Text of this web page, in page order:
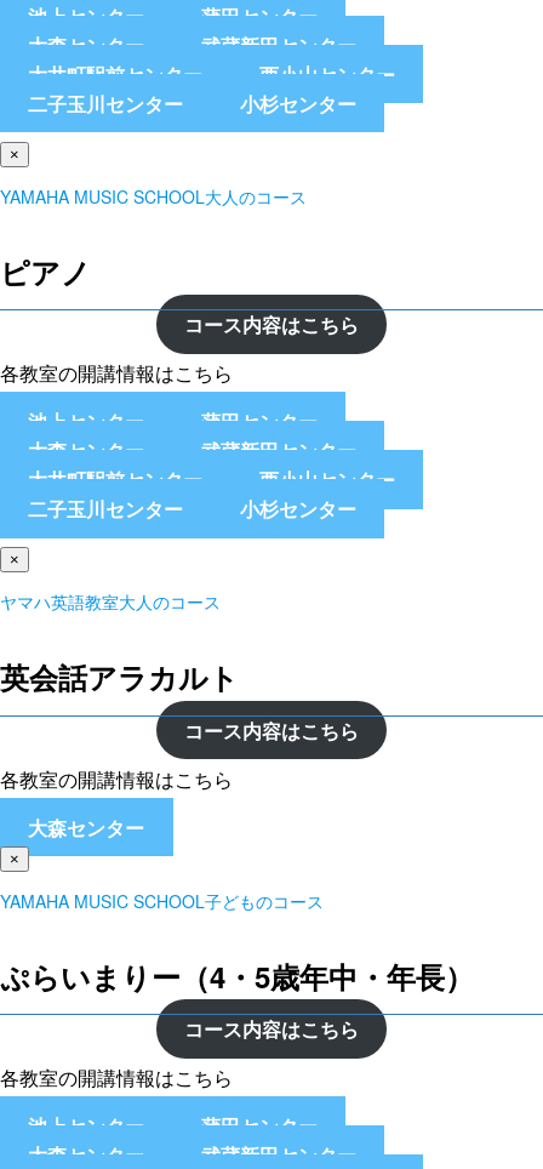
池上センター
蒲田センター
大森センター
武蔵新田センター
大井町駅前センター
西小山センター
二子玉川センター
小杉センター
×
YAMAHA MUSIC SCHOOL大人のコース
ピアノ
コース内容はこちら
各教室の開講情報はこちら
池上センター
蒲田センター
大森センター
武蔵新田センター
大井町駅前センター
西小山センター
二子玉川センター
小杉センター
×
ヤマハ英語教室大人のコース
英会話アラカルト
コース内容はこちら
各教室の開講情報はこちら
大森センター
×
YAMAHA MUSIC SCHOOL子どものコース
ぷらいまりー（4・5歳年中・年長）
コース内容はこちら
各教室の開講情報はこちら
池上センター
蒲田センター
大森センター
武蔵新田センター